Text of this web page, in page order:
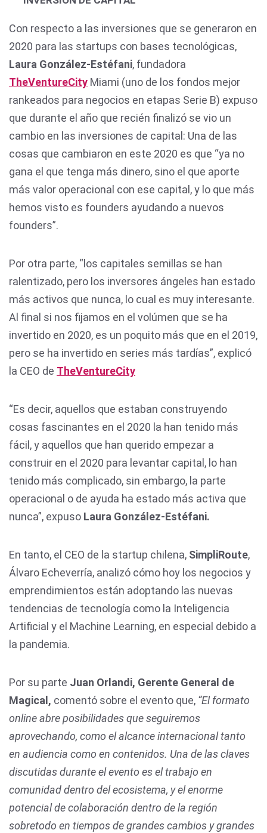
Con respecto a las inversiones que se generaron en
2020 para las startups con bases tecnológicas,
Laura González-Estéfani, fundadora
TheVentureCity Miami (uno de los fondos mejor
rankeados para negocios en etapas Serie B) expuso
que durante el año que recién finalizó se vio un
cambio en las inversiones de capital: Una de las
cosas que cambiaron en este 2020 es que “ya no
gana el que tenga más dinero, sino el que aporte
más valor operacional con ese capital, y lo que más
hemos visto es founders ayudando a nuevos
founders”.
Por otra parte, “los capitales semillas se han
ralentizado, pero los inversores ángeles han estado
más activos que nunca, lo cual es muy interesante.
Al final si nos fijamos en el volúmen que se ha
invertido en 2020, es un poquito más que en el 2019,
pero se ha invertido en series más tardías”, explicó
la CEO de TheVentureCity
“Es decir, aquellos que estaban construyendo
cosas fascinantes en el 2020 la han tenido más
fácil, y aquellos que han querido empezar a
construir en el 2020 para levantar capital, lo han
tenido más complicado, sin embargo, la parte
operacional o de ayuda ha estado más activa que
nunca”, expuso Laura González-Estéfani.
En tanto, el CEO de la startup chilena, SimpliRoute,
Álvaro Echeverría, analizó cómo hoy los negocios y
emprendimientos están adoptando las nuevas
tendencias de tecnología como la Inteligencia
Artificial y el Machine Learning, en especial debido a
la pandemia.
Por su parte Juan Orlandi, Gerente General de
Magical, comentó sobre el evento que, “El formato
online abre posibilidades que seguiremos
aprovechando, como el alcance internacional tanto
en audiencia como en contenidos. Una de las claves
discutidas durante el evento es el trabajo en
comunidad dentro del ecosistema, y el enorme
potencial de colaboración dentro de la región
sobretodo en tiempos de grandes cambios y grandes